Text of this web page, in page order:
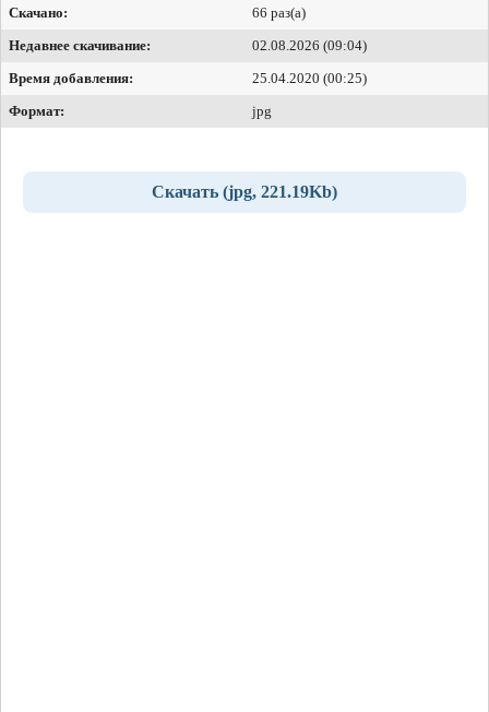
Скачано:
66 раз(а)
Недавнее скачивание:
02.08.2026 (09:04)
Время добавления:
25.04.2020 (00:25)
Формат:
jpg
Скачать (jpg, 221.19Kb)